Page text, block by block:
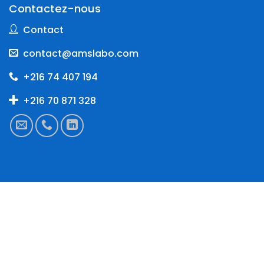
Contactez-nous
Contact
contact@amslabo.com
+216 74 407 194
+216 70 871 328